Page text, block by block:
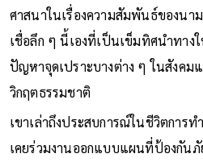
ศาสนาในเรื่องความสัมพันธ์ของนา
เชื่อลึก ๆ นี้เองที่เป็นเข็มทิศนำทาง
ปัญหาจุดเปราะบางต่าง ๆ ในสังคม
วิกฤตธรรมชาติ
เขาเล่าถึงประสบการณ์ในชีวิตการท
เคยร่วมงานออกแบบแผนที่ป้องกัน